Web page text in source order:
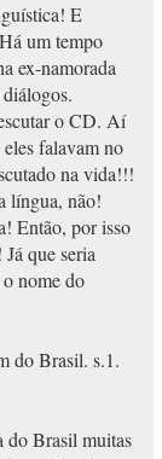
E
um tempo
ex-namorada
o CD. Aí
falavam no
na vida!!!
língua, não!
Então, por isso
que seria
nome do
do Brasil. s.1.
do Brasil muitas